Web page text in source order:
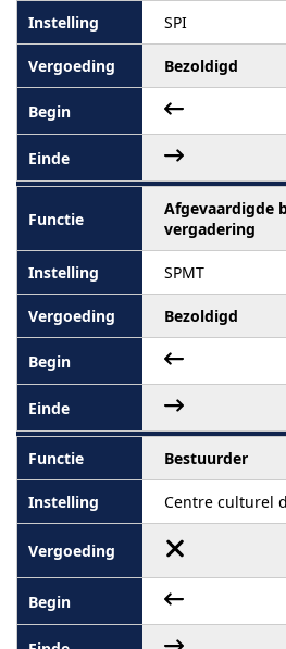
SPI
Bezoldigd
Afgevaardigde
vergadering
SPMT
Bezoldigd
Bestuurder
Centre culturel